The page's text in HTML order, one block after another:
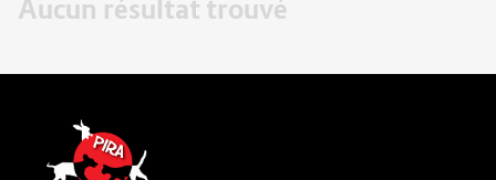
Aucun résultat trouvé